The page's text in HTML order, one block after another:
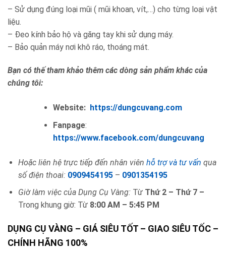
– Sử dụng đúng loại mũi ( mũi khoan, vít,…) cho từng loại vật
liệu.
– Đeo kính bảo hộ và găng tay khi sử dụng máy.
– Bảo quản máy nơi khô ráo, thoáng mát.
Bạn có thế tham khảo thêm các dòng sản phẩm khác của
chúng tôi:
Website: https://dungcuvang.com
Fanpage:
https://www.facebook.com/dungcuvang
Hoặc liên hệ trực tiếp đến nhân viên hỗ trợ và tư vấn qua
số điện thoai: 0909454195– 0901354195
Giờ làm việc của Dụng Cụ Vàng: Từ Thứ 2 – Thứ 7 –
Trong khung giờ: Từ 8:00 AM – 5:45 PM
DỤNG CỤ VÀNG – GIÁ SIÊU TỐT – GIAO SIÊU TỐC –
CHÍNH HÃNG 100%